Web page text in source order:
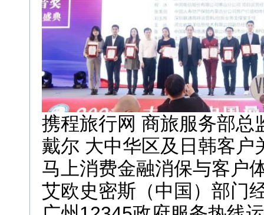
携程旅行网 商旅服务部总
戴尔 大中华区及日韩客户
马上消费金融消保与客户
艾欧史密斯（中国）部门